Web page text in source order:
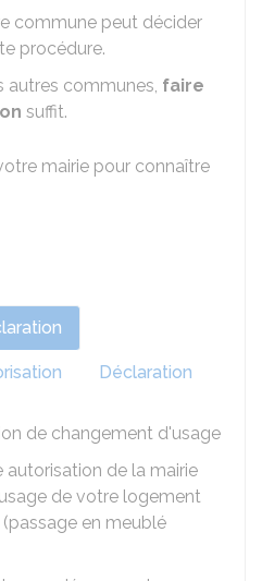
commune peut décider
procédure.
autres communes, faire
suffit.
mairie pour connaître
Déclaration
de changement d'usage
de la mairie
de votre logement
en meublé